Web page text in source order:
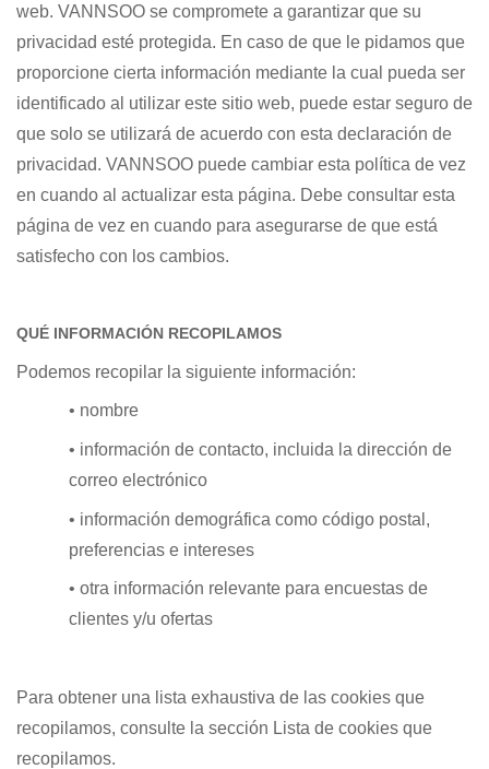
web. VANNSOO se compromete a garantizar que su
privacidad esté protegida. En caso de que le pidamos que
proporcione cierta información mediante la cual pueda ser
identificado al utilizar este sitio web, puede estar seguro de
que solo se utilizará de acuerdo con esta declaración de
privacidad. VANNSOO puede cambiar esta política de vez
en cuando al actualizar esta página. Debe consultar esta
página de vez en cuando para asegurarse de que está
satisfecho con los cambios.
QUÉ INFORMACIÓN RECOPILAMOS
Podemos recopilar la siguiente información:
• nombre
• información de contacto, incluida la dirección de
correo electrónico
• información demográfica como código postal,
preferencias e intereses
• otra información relevante para encuestas de
clientes y/u ofertas
Para obtener una lista exhaustiva de las cookies que
recopilamos, consulte la sección Lista de cookies que
recopilamos.